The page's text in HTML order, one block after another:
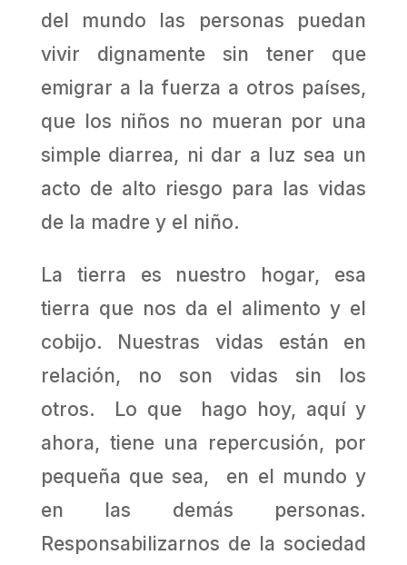
del mundo las personas puedan
vivir dignamente sin tener que
emigrar a la fuerza a otros países,
que los niños no mueran por una
simple diarrea, ni dar a luz sea un
acto de alto riesgo para las vidas
de la madre y el niño.
La tierra es nuestro hogar, esa
tierra que nos da el alimento y el
cobijo. Nuestras vidas están en
relación, no son vidas sin los
otros. Lo que hago hoy, aquí y
ahora, tiene una repercusión, por
pequeña que sea, en el mundo y
en las demás personas.
Responsabilizarnos de la sociedad